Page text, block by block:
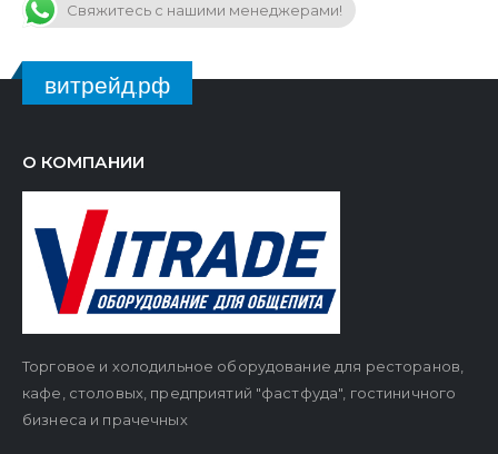
Свяжитесь с нашими менеджерами!
витрейд.рф
О КОМПАНИИ
Торговое и холодильное оборудование для ресторанов,
кафе, столовых, предприятий "фастфуда", гостиничного
бизнеса и прачечных